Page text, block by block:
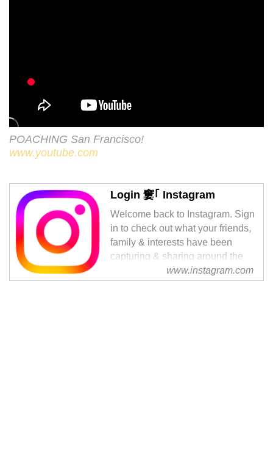
POACHING San Francisco!
www.youtube.com
Login 窶｢ Instagram
Welcome back to Instagram. Sign
in to check out what your friends,
family & interests have been
capturing & sharing around the
www.instagram.com